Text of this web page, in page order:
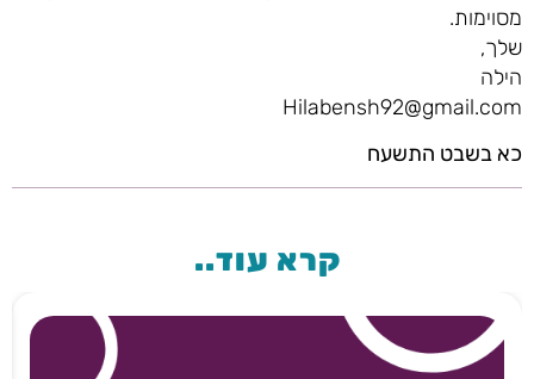
מסוימות.
שלך,
הילה
Hilabensh92@gmail.com
כא בשבט התשעח
קרא עוד..